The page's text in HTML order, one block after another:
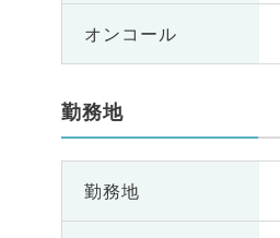
オンコール
勤務地
勤務地